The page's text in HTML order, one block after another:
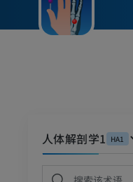
人体解剖学1 HA1